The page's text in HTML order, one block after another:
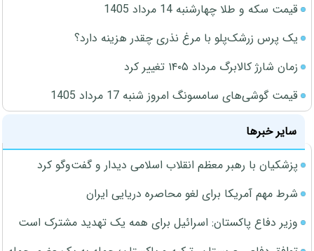
قیمت سکه و طلا چهارشنبه 14 مرداد 1405
یک پرس زرشک‌پلو با مرغ نذری چقدر هزینه دارد؟
زمان شارژ کالابرگ مرداد ۱۴۰۵ تغییر کرد
قیمت گوشی‌های سامسونگ امروز شنبه 17 مرداد 1405
سایر خبرها
پزشکیان با رهبر معظم انقلاب اسلامی دیدار و گفت‌وگو کرد
شرط مهم آمریکا برای لغو محاصره دریایی ایران
وزیر دفاع پاکستان: اسرائیل برای همه یک تهدید مشترک است